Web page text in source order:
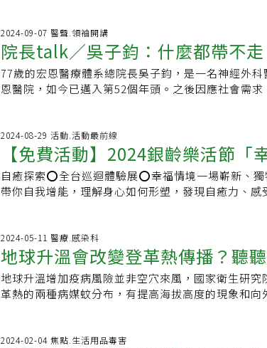
出版粉專與失智時空記憶的旅人粉專舉辦兩場線上直
動，屆時還會有留言抽獎活動，快追蹤起來！才不
臺灣文學館承辦單位｜聯經出版協辦單位｜聯合文
學》雜誌 洪小姐 (02)8692-5588 分機5392
證、醫策會疾病品質認證等國內外認證評鑑。此外，
慧建築、黃金級綠建築、黃金級低碳建築等三大認證
域「從醫是父母期許、也是興趣。」張坤正說，在長
得到吳德朗、洪瑞松、張昭雄、李英雄等前輩指導
進行許多介入性治療與手術，成為內外科之間的橋
合作，執行「心房顫動電燒」加「左心耳封堵術」一
中風。也研發取得「智能心電圖分析軟體」及「急性
材許可，擁有「心房顫動預測模型及系統」和「左心
專利。騎車練肌肉 吃原型食物養身張坤正平時愛看
在的太原路，沿路可以觀察街景，行人，路上的花草
工作上，張坤正講求「專業、效率、與團隊合作」，
行經驗並不斷地精進，在醫療服務上時時刻刻都要做
破」，速度快才能夠取得先機，團隊合作把對病人
醫哲學是「以病人為中心的醫療」，專業具有同理心
家人朋友和同事支持與長官力挺，壓力來時，透過復
區忠明南路237號9樓)⏰限額:40名(數量有限，決定好
————————————財團法人腎臟病防治基金會腎臟
務未洗腎腎友的公益團體，給予腎友疾病控制上的支
一般民眾的健康促進議題，多年來舉辦篩檢衛教、
病防治的觀念傳播至各年齡層。官方網站｜FB｜IG
秘？有什麼助排便的好方法？提供最接近病友真實疑
起好好過慢病日子！ 📍瀏覽專題&gt;&gt;慢病好日
慢病好日子YouTube 📍專屬訂閱&gt;&gt;慢病好日子電子報 📍追蹤加入&gt;&gt;
慢病好日子-一起最愛問粉絲團
2024-09-07 醫聲.領袖開講
院長talk／吳子鈞：什麼都帶不
的！訓練肌力吃七分飽養生
77歲的宏恩醫療體系總院長吳子鈞，是一名神經外
恩醫院，如今已邁入第52個年頭。之後因應社會需
父親飽受胃穿孔接受3次切胃手術的病痛折磨，因此
山醫學院醫學系。畢業後即進入台中澄清醫院服務，
子鈞看診接觸的多為中低階層病患，感受到窮人貧病
志要蓋窮人醫院協助弱勢，於是在1972年創設宏恩
患者為中低收入戶或申請補助個案。為精神病患設分
鄰、少有醫院願意投入，有迫切的需求，因此創設龍
於2004年營運，總床數184床。吳子鈞指出，某年除
龍安分院留守的醫護人員，發現一名40歲男病友沒
早就被家人丟掉了！」夫婦倆聽了很心酸，為了讓無
鈞一輩子省吃儉用，西裝褲、外套縫縫補補十年同一
2024-08-29 活動.活動最前線
【免費活動】2024銀齡樂活節「
報名囉！
自癒探索⭕全台巡迴體驗展⭕幸福情境一場嶄新、獨
帶你自我增能，理解身心如何形塑，發現自癒力、感
9/27(五)~10/8(二)🌱場次：上午場9:30-11:30；下午
部文化資產園區衡道堂B05多功能空間(台中市南區復
額滿截止❗了解更多與報名👉 https://
2024-05-11 醫療.感染科
地球升溫會改變登革熱傳播？聽
響與不同蚊子族群競爭情況！
地球升溫增加疫病風險並非空穴來風，國家衛生研
革熱的兩種病媒蚊分布，有提高海拔高度的現象和向
上立足的機會。埃及斑蚊 台中、新北零星捕獲國衛院
2024-02-04 焦點.生活用品毒害